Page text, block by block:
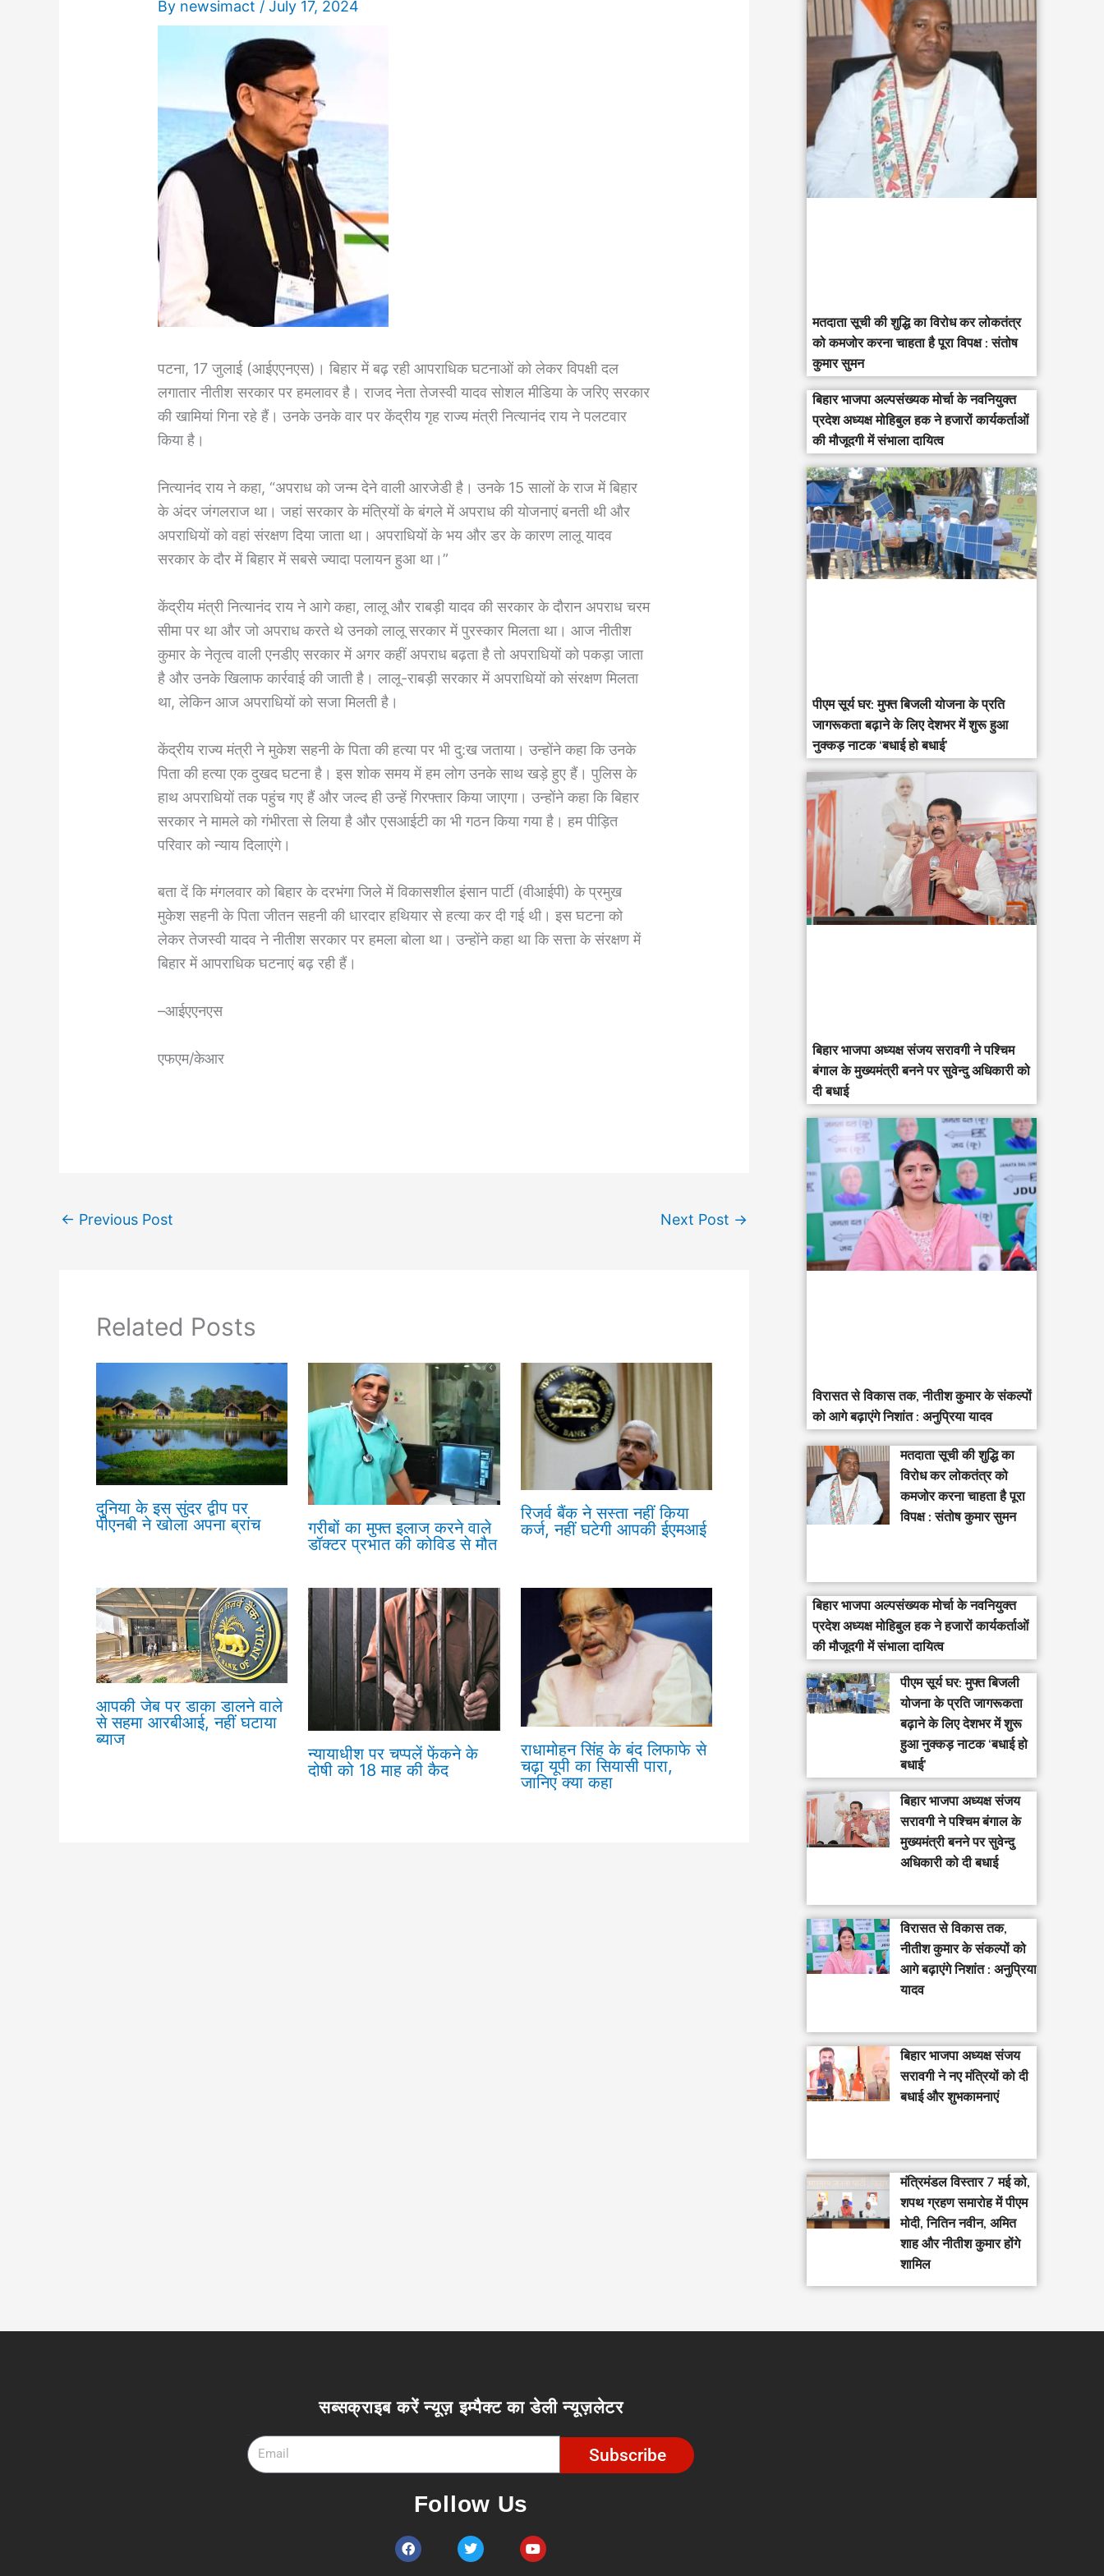
By newsimact /July 17, 2024
पटना, 17 जुलाई (आईएएनएस)। बिहार में बढ़ रही आपराधिक घटनाओं को लेकर विपक्षी दल
लगातार नीतीश सरकार पर हमलावर है। राजद नेता तेजस्वी यादव सोशल मीडिया के जरिए सरकार
की खामियां गिना रहे हैं। उनके उनके वार पर केंद्रीय गृह राज्य मंत्री नित्यानंद राय ने पलटवार
किया है।
नित्यानंद राय ने कहा, “अपराध को जन्म देने वाली आरजेडी है। उनके 15 सालों के राज में बिहार
के अंदर जंगलराज था। जहां सरकार के मंत्रियों के बंगले में अपराध की योजनाएं बनती थी और
अपराधियों को वहां संरक्षण दिया जाता था। अपराधियों के भय और डर के कारण लालू यादव
सरकार के दौर में बिहार में सबसे ज्यादा पलायन हुआ था।”
केंद्रीय मंत्री नित्यानंद राय ने आगे कहा, लालू और राबड़ी यादव की सरकार के दौरान अपराध चरम
सीमा पर था और जो अपराध करते थे उनको लालू सरकार में पुरस्कार मिलता था। आज नीतीश
कुमार के नेतृत्व वाली एनडीए सरकार में अगर कहीं अपराध बढ़ता है तो अपराधियों को पकड़ा जाता
है और उनके खिलाफ कार्रवाई की जाती है। लालू-राबड़ी सरकार में अपराधियों को संरक्षण मिलता
था, लेकिन आज अपराधियों को सजा मिलती है।
केंद्रीय राज्य मंत्री ने मुकेश सहनी के पिता की हत्या पर भी दु:ख जताया। उन्होंने कहा कि उनके
पिता की हत्या एक दुखद घटना है। इस शोक समय में हम लोग उनके साथ खड़े हुए हैं। पुलिस के
हाथ अपराधियों तक पहुंच गए हैं और जल्द ही उन्हें गिरफ्तार किया जाएगा। उन्होंने कहा कि बिहार
सरकार ने मामले को गंभीरता से लिया है और एसआईटी का भी गठन किया गया है। हम पीड़ित
परिवार को न्याय दिलाएंगे।
बता दें कि मंगलवार को बिहार के दरभंगा जिले में विकासशील इंसान पार्टी (वीआईपी) के प्रमुख
मुकेश सहनी के पिता जीतन सहनी की धारदार हथियार से हत्या कर दी गई थी। इस घटना को
लेकर तेजस्वी यादव ने नीतीश सरकार पर हमला बोला था। उन्होंने कहा था कि सत्ता के संरक्षण में
बिहार में आपराधिक घटनाएं बढ़ रही हैं।
–आईएएनएस
एफएम/केआर
← Previous Post Next Post →
Related Posts
दुनिया के इस सुंदर द्वीप पर
पीएनबी ने खोला अपना ब्रांच
गरीबों का मुफ्त इलाज करने वाले
डॉक्टर प्रभात की कोविड से मौत
रिजर्व बैंक ने सस्ता नहीं किया
कर्ज, नहीं घटेगी आपकी ईएमआई
आपकी जेब पर डाका डालने वाले
से सहमा आरबीआई, नहीं घटाया
ब्याज
न्यायाधीश पर चप्पलें फेंकने के
दोषी को 18 माह की कैद
राधामोहन सिंह के बंद लिफाफे से
चढ़ा यूपी का सियासी पारा,
जानिए क्या कहा
मतदाता सूची की शुद्धि का विरोध कर लोकतंत्र
को कमजोर करना चाहता है पूरा विपक्ष : संतोष
कुमार सुमन
बिहार भाजपा अल्पसंख्यक मोर्चा के नवनियुक्त
प्रदेश अध्यक्ष मोहिबुल हक ने हजारों कार्यकर्ताओं
की मौजूदगी में संभाला दायित्व
पीएम सूर्य घर: मुफ्त बिजली योजना के प्रति
जागरूकता बढ़ाने के लिए देशभर में शुरू हुआ
नुक्कड़ नाटक ‘बधाई हो बधाई’
‎बिहार भाजपा अध्यक्ष संजय सरावगी ने पश्चिम
बंगाल के मुख्यमंत्री बनने पर सुवेन्दु अधिकारी को
दी बधाई
विरासत से विकास तक, नीतीश कुमार के संकल्पों
को आगे बढ़ाएंगे निशांत : अनुप्रिया यादव
मतदाता सूची की शुद्धि का
विरोध कर लोकतंत्र को
कमजोर करना चाहता है पूरा
विपक्ष : संतोष कुमार सुमन
बिहार भाजपा अल्पसंख्यक मोर्चा के नवनियुक्त
प्रदेश अध्यक्ष मोहिबुल हक ने हजारों कार्यकर्ताओं
की मौजूदगी में संभाला दायित्व
पीएम सूर्य घर: मुफ्त बिजली
योजना के प्रति जागरूकता
बढ़ाने के लिए देशभर में शुरू
हुआ नुक्कड़ नाटक ‘बधाई हो
बधाई’
‎बिहार भाजपा अध्यक्ष संजय
सरावगी ने पश्चिम बंगाल के
मुख्यमंत्री बनने पर सुवेन्दु
अधिकारी को दी बधाई
विरासत से विकास तक,
नीतीश कुमार के संकल्पों को
आगे बढ़ाएंगे निशांत : अनुप्रिया
यादव
बिहार भाजपा अध्यक्ष संजय
सरावगी ने नए मंत्रियों को दी
बधाई और शुभकामनाएं
मंत्रिमंडल विस्तार 7 मई को,
शपथ ग्रहण समारोह में पीएम
मोदी, नितिन नवीन, अमित
शाह और नीतीश कुमार होंगे
शामिल
सब्सक्राइब करें न्यूज़ इम्पैक्ट का डेली न्यूज़लेटर
Subscribe
Follow Us
F
a
c
T
w
i
Y
o
u